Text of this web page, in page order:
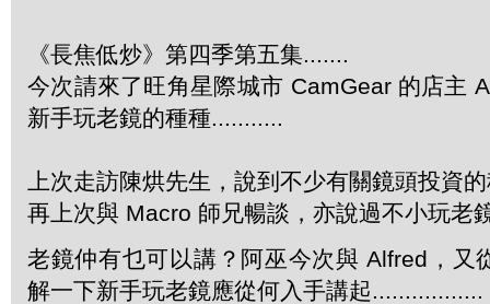
《長焦低炒》第四季第五集.......
今次請來了旺角星際城市 CamGear 的店主
新手玩老鏡的種種...........
上次走訪陳烘先生，說到不少有關鏡頭投資
再上次與 Macro 師兄暢談，亦說過不小玩老
老鏡仲有乜可以講？阿巫今次與 Alfred，又
解一下新手玩老鏡應從何入手講起.................